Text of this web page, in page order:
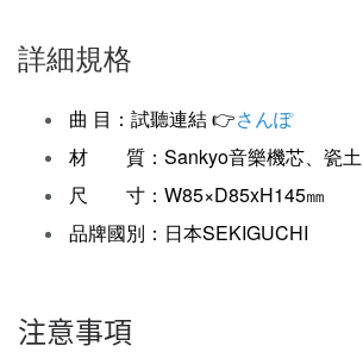
詳細規格
曲 目：試聽連結 👉さんぽ
材 質：Sankyo音樂機芯、瓷土
尺 寸：W85×D85xH145㎜
品牌國別：日本SEKIGUCHI
注意事項